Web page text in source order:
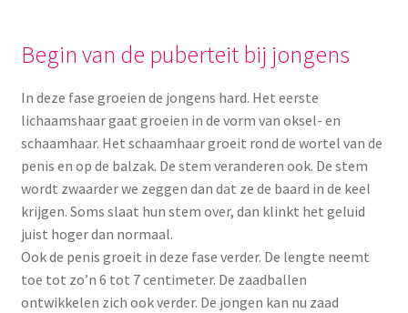
Begin van de puberteit bij jongens
In deze fase groeien de jongens hard. Het eerste
lichaamshaar gaat groeien in de vorm van oksel- en
schaamhaar. Het schaamhaar groeit rond de wortel van de
penis en op de balzak. De stem veranderen ook. De stem
wordt zwaarder we zeggen dan dat ze de baard in de keel
krijgen. Soms slaat hun stem over, dan klinkt het geluid
juist hoger dan normaal.
Ook de penis groeit in deze fase verder. De lengte neemt
toe tot zo’n 6 tot 7 centimeter. De zaadballen
ontwikkelen zich ook verder. De jongen kan nu zaad